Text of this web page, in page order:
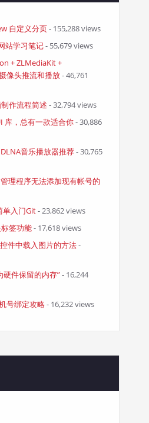
自定义分页- 155,288 views
站学习笔记- 55,679 views
+ ZLMediaKit +
像头推流和播放- 46,761
作流程简述 - 32,794 views
库，总有一款适合你- 30,886
音乐播放器推荐- 30,765
理程序无法添加现有帐号的
单入门Git- 23,862 views
签功能- 17,618 views
件中载入图片的方法-
硬件保留的内存”- 16,244
号绑定攻略 - 16,232 views